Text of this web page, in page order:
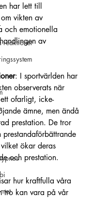
reaktioner
har lett till
vikten av
och emotionella
av
: I sportvärlden har
observerats när
ofarligt, icke-
ämne, men ändå
prestation. De tror
prestandaförbättrande
ökar deras
och prestation.
hur kraftfulla våra
tro kan vara på vår